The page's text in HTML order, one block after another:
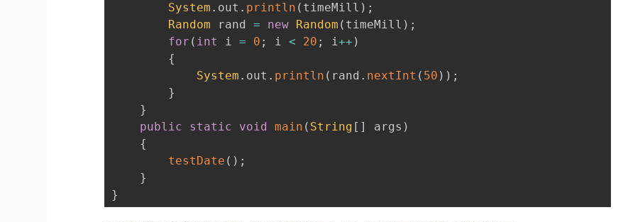
System . out . println ( timeMill ) ;
Random rand = new Random ( timeMill ) ;
for ( int i = 0 ; i < 20 ; i++ )
{
System . out . println ( rand . nextInt ( 50 ) ) ;
}
}
public
static void main ( String [ ] args )
{
testDate ( ) ;
}
}